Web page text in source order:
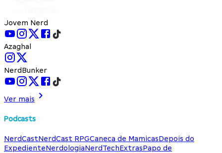
Jovem Nerd
Azaghal
NerdBunker
Ver mais
Podcasts
NerdCastNerdCast RPGCaneca de MamicasDepois do
ExpedienteNerdologiaNerdTechExtrasPapo de